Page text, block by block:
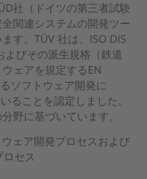
社（ドイツの第三者試験
関連システムの開発ツー
す。TÜV 社は、ISO DIS
よびその派生規格（鉄道
ェアを規定するEN
ソフトウェア開発に
ることを認定しました。
野に基づいています。
ェア開発プロセスおよび
ロセス